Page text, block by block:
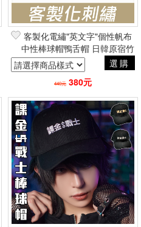
客製化電繡"英文字"個性帆布
中性棒球帽鴨舌帽 日韓原宿竹
下通街頭潮流
選購
440元 380元